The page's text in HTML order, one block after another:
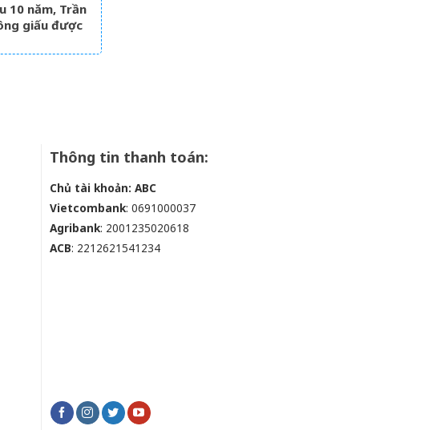
10 năm, Trần
giấu được
Thông tin thanh toán:
Chủ tài khoản: ABC
Vietcombank: 0691000037
Agribank: 2001235020618
ACB: 2212621541234